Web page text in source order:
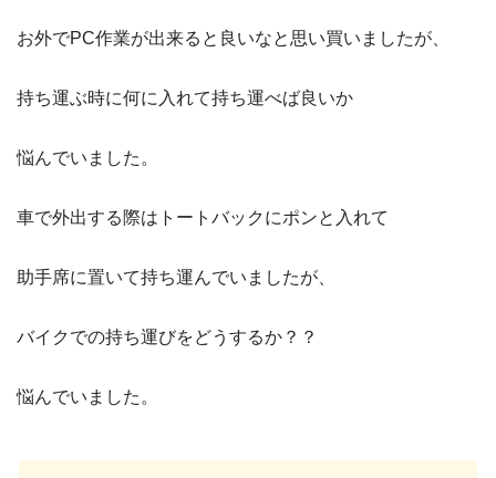
お外でPC作業が出来ると良いなと思い買いましたが、
持ち運ぶ時に何に入れて持ち運べば良いか
悩んでいました。
車で外出する際はトートバックにポンと入れて
助手席に置いて持ち運んでいましたが、
バイクでの持ち運びをどうするか？？
悩んでいました。